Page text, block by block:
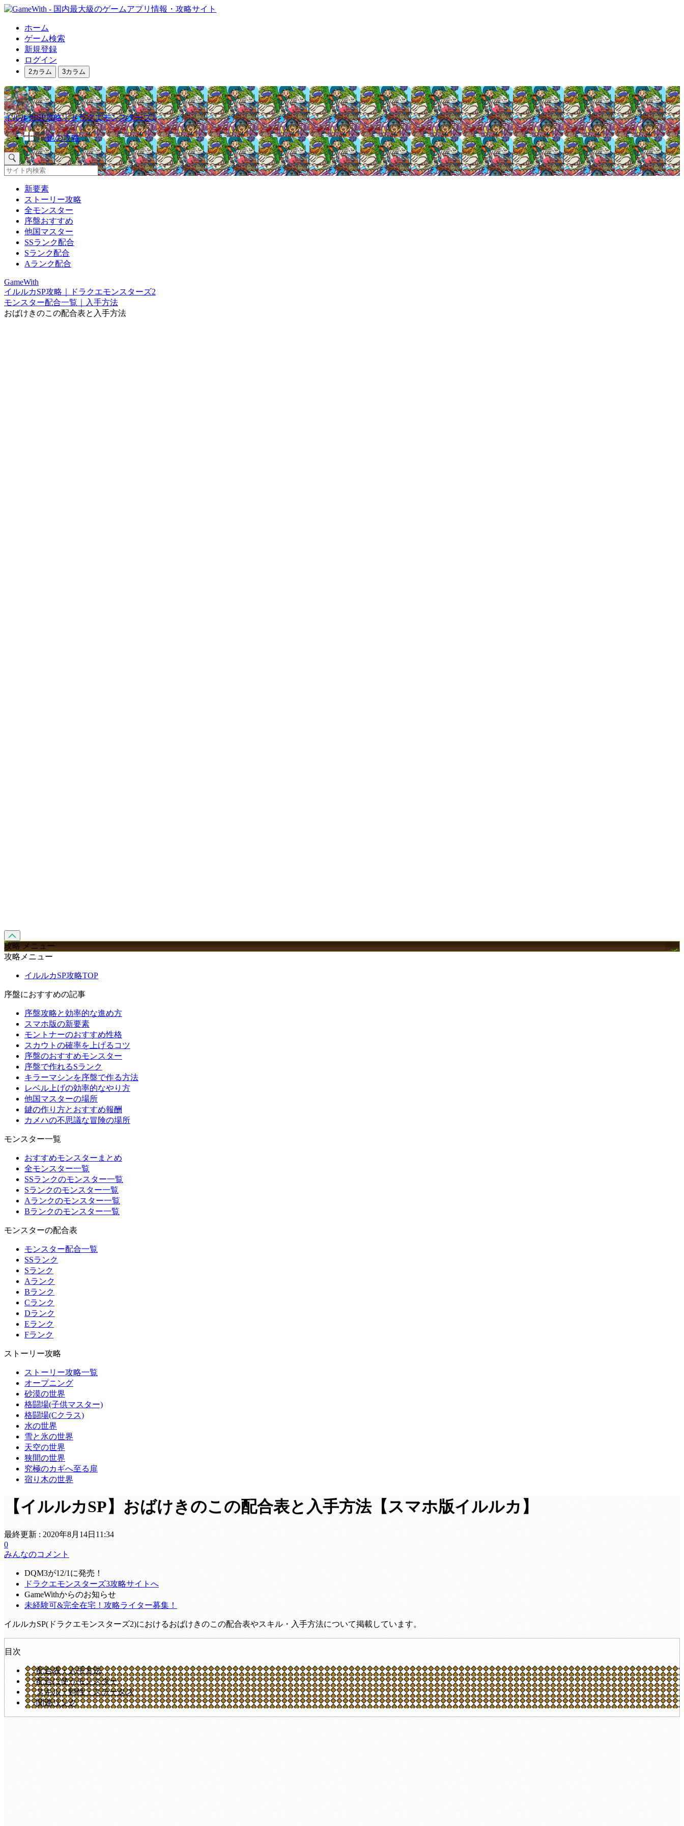
ホーム
ゲーム検索
新規登録
ログイン
2カラム 3カラム
イルルカSP攻略｜ドラクエモンスターズ2
他の攻略
新要素
ストーリー攻略
全モンスター
序盤おすすめ
他国マスター
SSランク配合
Sランク配合
Aランク配合
GameWith
イルルカSP攻略｜ドラクエモンスターズ2
モンスター配合一覧｜入手方法
おばけきのこの配合表と入手方法
攻略 メニュー
攻略メニュー
イルルカSP攻略TOP
序盤におすすめの記事
序盤攻略と効率的な進め方
スマホ版の新要素
モントナーのおすすめ性格
スカウトの確率を上げるコツ
序盤のおすすめモンスター
序盤で作れるSランク
キラーマシンを序盤で作る方法
レベル上げの効率的なやり方
他国マスターの場所
鍵の作り方とおすすめ報酬
カメハの不思議な冒険の場所
モンスター一覧
おすすめモンスターまとめ
全モンスター一覧
SSランクのモンスター一覧
Sランクのモンスター一覧
Aランクのモンスター一覧
Bランクのモンスター一覧
モンスターの配合表
モンスター配合一覧
SSランク
Sランク
Aランク
Bランク
Cランク
Dランク
Eランク
Fランク
ストーリー攻略
ストーリー攻略一覧
オープニング
砂漠の世界
格闘場(子供マスター)
格闘場(Cクラス)
水の世界
雪と氷の世界
天空の世界
狭間の世界
究極のカギへ至る扉
宿り木の世界
【イルルカSP】おばけきのこの配合表と入手方法【スマホ版イルルカ】
最終更新 : 2020年8月14日11:34
0
みんなのコメント
DQM3が12/1に発売！
ドラクエモンスターズ3攻略サイトへ
GameWithからのお知らせ
未経験可&完全在宅！攻略ライター募集！
イルルカSP(ドラクエモンスターズ2)におけるおばけきのこの配合表やスキル・入手方法について掲載しています。
目次
配合表・入手方法
配合に使うモンスター
スキル・特性・ステータス
関連リンク